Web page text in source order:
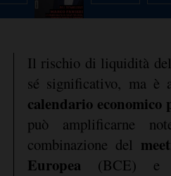
Il rischio di liquidità
sé significativo, ma è
calendario
può amplificarne
combinazione del
Europea (BCE) e